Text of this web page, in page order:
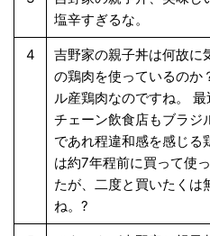
塩辛すぎるな。
4
吉野家の親子丼は何故に
の鶏肉を使っているのか
ル産鶏肉なのですね。
チェーン飲食店もブラジ
であれ程違和感を感じる
は約7年程前に買って使
たが、二度と買いたくは
ね。?